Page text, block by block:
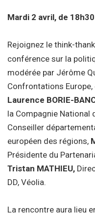
Mardi 2 avril, de
Rejoignez le think-thank
conférence sur la
modérée par Jérôme
Confrontations
Laurence BORIE-
la Compagnie National
Conseiller
européen des régions,
Présidente du
Tristan MATHIEU,
DD, Véolia.
La rencontre aura lieu